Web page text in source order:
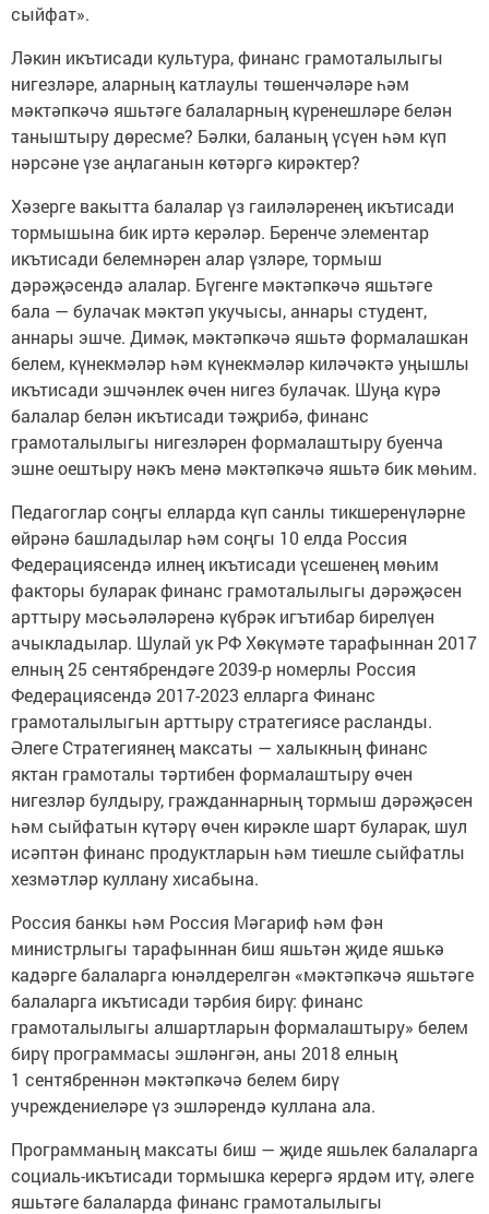
сыйфат».
Ләкин икътисади культура, финанс грамоталылыгы
нигезләре, аларның катлаулы төшенчәләре һәм
мәктәпкәчә яшьтәге балаларның күренешләре белән
таныштыру дөресме? Бәлки, баланың үсүен һәм күп
нәрсәне үзе аңлаганын көтәргә кирәктер?
Хәзерге вакытта балалар үз гаиләләренең икътисади
тормышына бик иртә керәләр. Беренче элементар
икътисади белемнәрен алар үзләре, тормыш
дәрәҗәсендә алалар. Бүгенге мәктәпкәчә яшьтәге
бала — булачак мәктәп укучысы, аннары студент,
аннары эшче. Димәк, мәктәпкәчә яшьтә формалашкан
белем, күнекмәләр һәм күнекмәләр киләчәктә уңышлы
икътисади эшчәнлек өчен нигез булачак. Шуңа күрә
балалар белән икътисади тәҗрибә, финанс
грамоталылыгы нигезләрен формалаштыру буенча
эшне оештыру нәкъ менә мәктәпкәчә яшьтә бик мөһим.
Педагоглар соңгы елларда күп санлы тикшеренүләрне
өйрәнә башладылар һәм соңгы 10 елда Россия
Федерациясендә илнең икътисади үсешенең мөһим
факторы буларак финанс грамоталылыгы дәрәҗәсен
арттыру мәсьәләләренә күбрәк игътибар бирелүен
ачыкладылар. Шулай ук РФ Хөкүмәте тарафыннан 2017
елның 25 сентябрендәге 2039-р номерлы Россия
Федерациясендә 2017-2023 елларга Финанс
грамоталылыгын арттыру стратегиясе расланды.
Әлеге Стратегиянең максаты — халыкның финанс
яктан грамоталы тәртибен формалаштыру өчен
нигезләр булдыру, гражданнарның тормыш дәрәҗәсен
һәм сыйфатын күтәрү өчен кирәкле шарт буларак, шул
исәптән финанс продуктларын һәм тиешле сыйфатлы
хезмәтләр куллану хисабына.
Россия банкы һәм Россия Мәгариф һәм фән
министрлыгы тарафыннан биш яшьтән җиде яшькә
кадәрге балаларга юнәлдерелгән «мәктәпкәчә яшьтәге
балаларга икътисади тәрбия бирү: финанс
грамоталылыгы алшартларын формалаштыру» белем
бирү программасы эшләнгән, аны 2018 елның
1 сентябреннән мәктәпкәчә белем бирү
учреждениеләре үз эшләрендә куллана ала.
Программаның максаты биш — җиде яшьлек балаларга
социаль-икътисади тормышка керергә ярдәм итү, әлеге
яшьтәге балаларда финанс грамоталылыгы